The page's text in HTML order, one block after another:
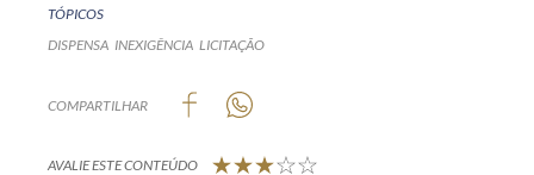
TÓPICOS
DISPENSA INEXIGÊNCIA LICITAÇÃO
COMPARTILHAR
AVALIE ESTE CONTEÚDO